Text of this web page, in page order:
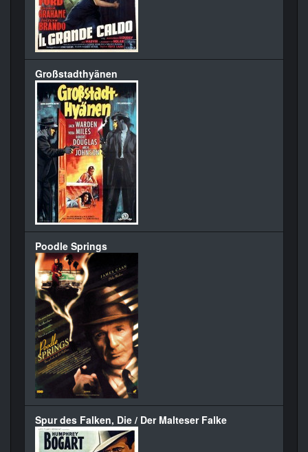
Großstadthyänen
Poodle Springs
Spur des Falken, Die / Der Malteser Falke